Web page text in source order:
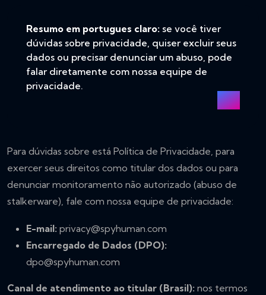
Resumo em portugues claro: se você tiver
dúvidas sobre privacidade, quiser excluir seus
dados ou precisar denunciar um abuso, pode
falar diretamente com nossa equipe de
privacidade.
Para dúvidas sobre está Política de Privacidade, para
exercer seus direitos como titular dos dados ou para
denunciar monitoramento não autorizado (abuso de
stalkerware), fale com nossa equipe de privacidade:
E-mail: privacy@spyhuman.com
Encarregado de Dados (DPO):
dpo@spyhuman.com
Canal de atendimento ao titular (Brasil): nos termos